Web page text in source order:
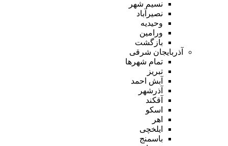
نسیم شهر
نصیرآباد
وحیدیه
ورامین
بازگشت
آذربایجان شرقی
تمام شهر‌ها
تبریز
آبش احمد
آذرشهر
آقکند
اسکو
اهر
ایلخچی
باسمنج